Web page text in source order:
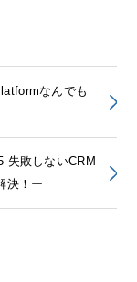
なんでも
失敗しないCRM
決！ー